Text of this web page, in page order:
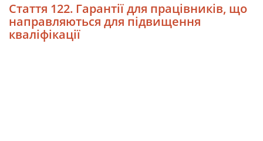
Стаття 122. Гарантії для працівників, що
направляються для підвищення
кваліфікації